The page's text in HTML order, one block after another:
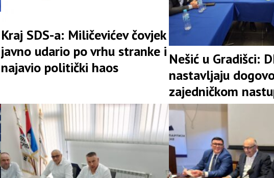
Kraj SDS-a: Miličevićev čovjek
javno udario po vrhu stranke i
najavio politički haos
Nešić u Gradišci:
nastavljaju
zajedničkom
snažna pozicija u